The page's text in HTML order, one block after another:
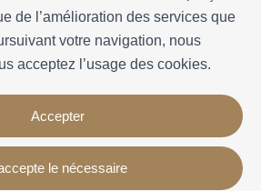
de l’amélioration des services que
votre navigation, nous
acceptez l’usage des cookies.
Accepter
le nécessaire